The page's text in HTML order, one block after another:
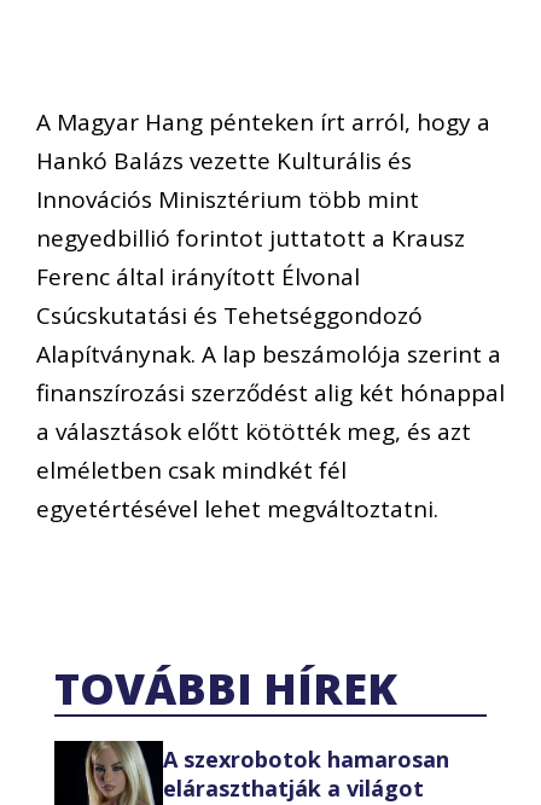
A Magyar Hang pénteken írt arról, hogy a
Hankó Balázs vezette Kulturális és
Innovációs Minisztérium több mint
negyedbillió forintot juttatott a Krausz
Ferenc által irányított Élvonal
Csúcskutatási és Tehetséggondozó
Alapítványnak. A lap beszámolója szerint a
finanszírozási szerződést alig két hónappal
a választások előtt kötötték meg, és azt
elméletben csak mindkét fél
egyetértésével lehet megváltoztatni.
TOVÁBBI HÍREK
A szexrobotok hamarosan
eláraszthatják a világot